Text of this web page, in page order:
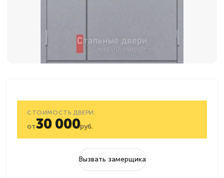
СТОИМОСТЬ ДВЕРИ:
от30 000руб.
Вызвать замерщика